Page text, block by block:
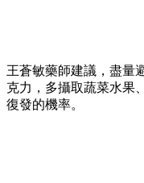
王蒼敏藥師建議，盡量
克力，多攝取蔬菜水果
復發的機率。